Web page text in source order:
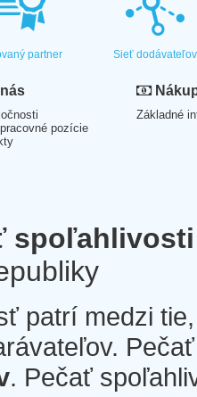
partner Sieť dodávateľov
pozície
Základné
spoľahlivosti
patrí medzi
. Pečať